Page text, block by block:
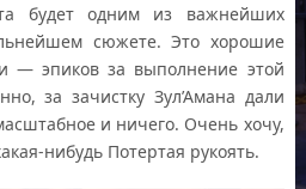
будет одним из важнейших
сюжете. Это хорошие
— эпиков за выполнение этой
за зачистку Зул’Амана дали
и ничего. Очень хочу,
нибудь Потертая рукоять.